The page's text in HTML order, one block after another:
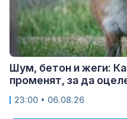
Шум, бетон и жеги:
променят, за да
23:00 • 06.08.26